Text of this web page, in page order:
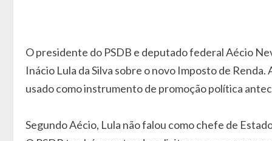
O presidente do PSDB e deputado federal Aécio
Inácio Lula da Silva sobre o novo Imposto de
usado como instrumento de promoção política
Segundo Aécio, Lula não falou como chefe de